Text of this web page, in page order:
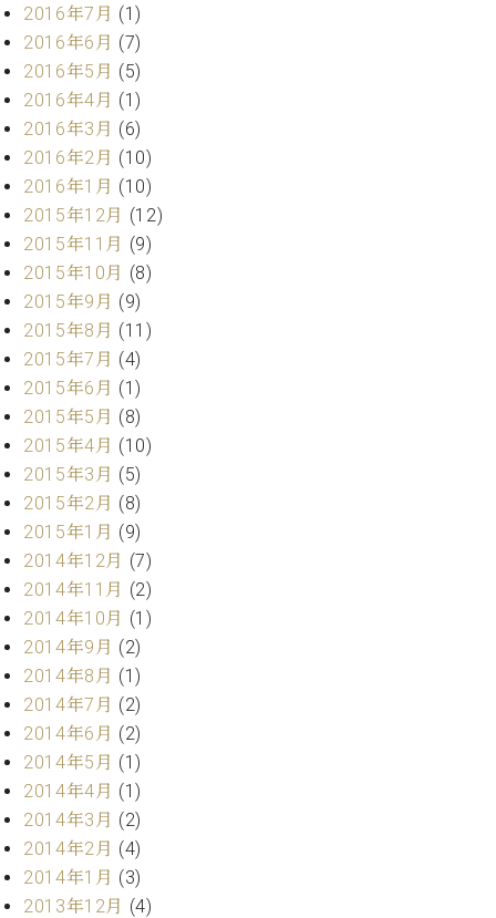
マ
ン
ヴ
ィ
ジ
ョ
ン
C.BECHSTEIN
Digital(ベ
ヒ
シ
ュ
タ
イ
ン
デ
ジ
タ
ル)
術
者
介
展示
情報
【ユ
ーロ
ピア
選中
古】
イ
ベ
ン
情
報
八
王
子
工
ブ
ロ
グ
ア
ク
ス
お
問
い
合
わ
2016年7月 (1)
2016年6月 (7)
2016年5月 (5)
2016年4月 (1)
2016年3月 (6)
2016年2月 (10)
2016年1月 (10)
2015年12月 (12)
2015年11月 (9)
2015年10月 (8)
2015年9月 (9)
2015年8月 (11)
2015年7月 (4)
2015年6月 (1)
2015年5月 (8)
2015年4月 (10)
2015年3月 (5)
2015年2月 (8)
2015年1月 (9)
2014年12月 (7)
2014年11月 (2)
2014年10月 (1)
2014年9月 (2)
2014年8月 (1)
2014年7月 (2)
2014年6月 (2)
2014年5月 (1)
2014年4月 (1)
2014年3月 (2)
2014年2月 (4)
2014年1月 (3)
2013年12月 (4)